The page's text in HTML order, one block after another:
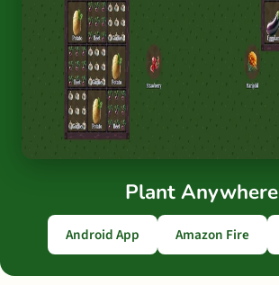
Plant Anywhere
Android App Amazon Fire